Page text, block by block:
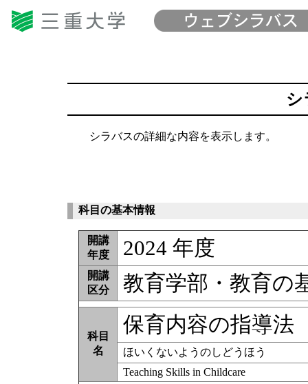
シ
シラバスの詳細な内容を表示します。
科目の基本情報
開講
年度
2024 年度
開講
区分
教育学部・教育の
科目
名
保育内容の指導法
ほいくないようのしどうほう
Teaching Skills in Childcare